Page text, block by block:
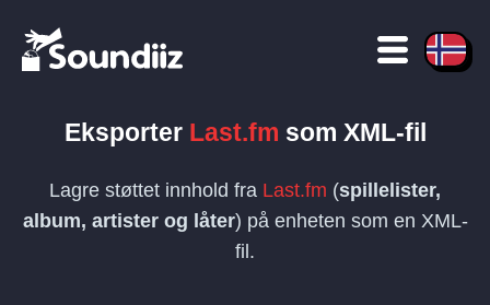
Eksporter Last.fm som XML-fil
Lagre støttet innhold fra Last.fm (spillelister,
album, artister og låter) på enheten som en XML-
fil.